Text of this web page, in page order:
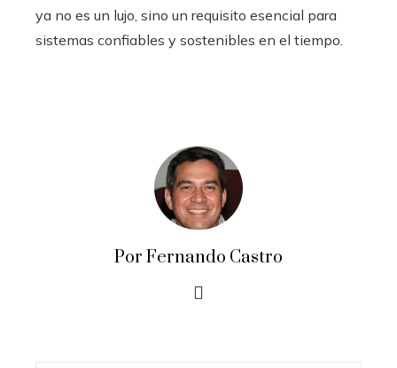
ya no es un lujo, sino un requisito esencial para
sistemas confiables y sostenibles en el tiempo.
Por Fernando Castro